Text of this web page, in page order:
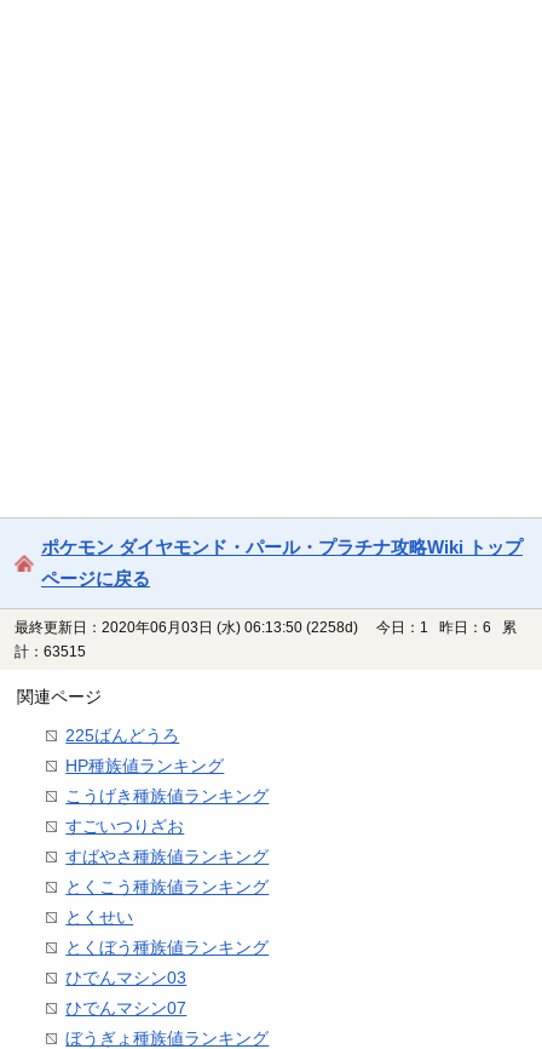
ポケモン ダイヤモンド・パール・プラチナ攻略Wiki トップ
ページに戻る
最終更新日：2020年06月03日 (水) 06:13:50 (2258d)
今日：1 昨日：6 累
計：63515
関連ページ
225ばんどうろ
HP種族値ランキング
こうげき種族値ランキング
すごいつりざお
すばやさ種族値ランキング
とくこう種族値ランキング
とくせい
とくぼう種族値ランキング
ひでんマシン03
ひでんマシン07
ぼうぎょ種族値ランキング